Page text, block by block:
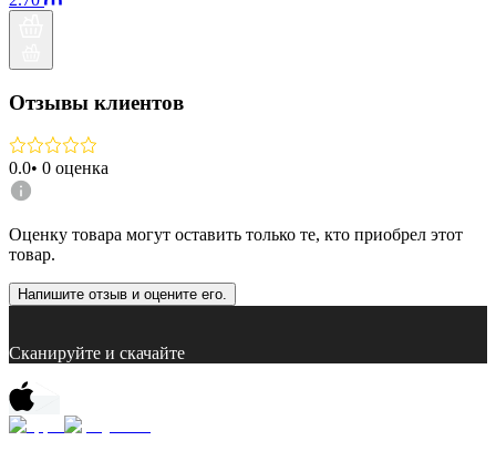
Отзывы клиентов
0.0• 0 оценка
Оценку товара могут оставить только те, кто приобрел этот
товар.
Напишите отзыв и оцените его.
Сканируйте и скачайте